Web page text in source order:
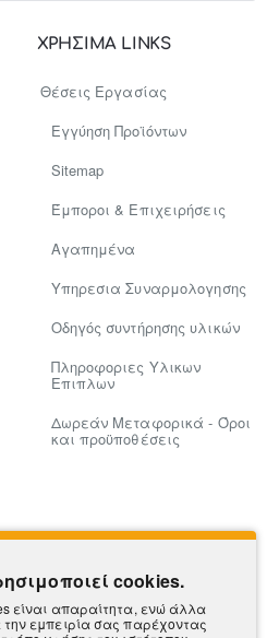
ΧΡΗΣΙΜΑ LINKS
Θέσεις Εργασίας
Εγγύηση Προϊόντων
Sitemap
Έμποροι & Επιχειρήσεις
Αγαπημένα
Υπηρεσια Συναρμολογησης
Οδηγός συντήρησης υλικών
Πληροφοριες Υλικων
Επιπλων
Δωρεάν Μεταφορικά - Όροι
και προϋποθέσεις
cookies.
είναι απαραίτητα, ενώ άλλα
εμπειρία σας παρέχοντας